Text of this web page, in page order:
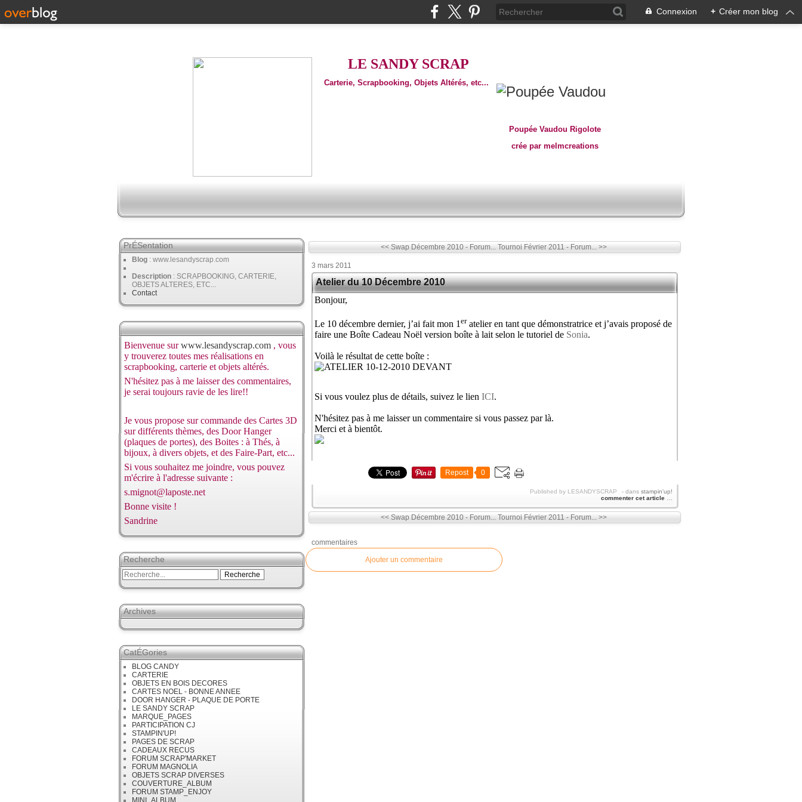
Connexion + Créer mon blog
LE SANDY SCRAP
Carterie, Scrapbooking, Objets Altérés, etc...
Poupée Vaudou Rigolote
crée par melmcreations
PrÉSentation
Blog : www.lesandyscrap.com
Description : SCRAPBOOKING, CARTERIE,
OBJETS ALTERES, ETC...
Contact
Bienvenue surwww.lesandyscrap.com , vous
y trouverez toutes mes réalisations en
scrapbooking, carterie et objets altérés.
N'hésitez pas à me laisser des commentaires,
je serai toujours ravie de les lire!!
Je vous propose sur commande des Cartes 3D
sur différents thèmes, des Door Hanger
(plaques de portes), des Boites : à Thés, à
bijoux, à divers objets, et des Faire-Part, etc...
Si vous souhaitez me joindre, vous pouvez
m'écrire à l'adresse suivante :
s.mignot@laposte.net
Bonne visite !
Sandrine
Recherche
Archives
CatÉGories
BLOG CANDY
CARTERIE
OBJETS EN BOIS DECORES
CARTES NOEL - BONNE ANNEE
DOOR HANGER - PLAQUE DE PORTE
LE SANDY SCRAP
MARQUE_PAGES
PARTICIPATION CJ
STAMPIN'UP!
PAGES DE SCRAP
CADEAUX RECUS
FORUM SCRAP'MARKET
FORUM MAGNOLIA
OBJETS SCRAP DIVERSES
COUVERTURE_ALBUM
FORUM STAMP_ENJOY
MINI_ALBUM
<< Swap Décembre 2010 - Forum... Tournoi Février 2011 - Forum... >>
3 mars 2011
Atelier du 10 Décembre 2010
Bonjour,
Le 10 décembre dernier, j’ai fait mon 1 eratelier en tant que démonstratrice et j’avais proposé de
faire une Boîte Cadeau Noël version boîte à lait selon le tutoriel de Sonia.
Voilà le résultat de cette boîte :
Si vous voulez plus de détails, suivez le lien ICI.
N'hésitez pas à me laisser un commentaire si vous passez par là.
Merci et à bientôt.
Repost 0
Published by LESANDYSCRAP - dans stampin'up!
commenter cet article …
<< Swap Décembre 2010 - Forum... Tournoi Février 2011 - Forum... >>
commentaires
Ajouter un commentaire